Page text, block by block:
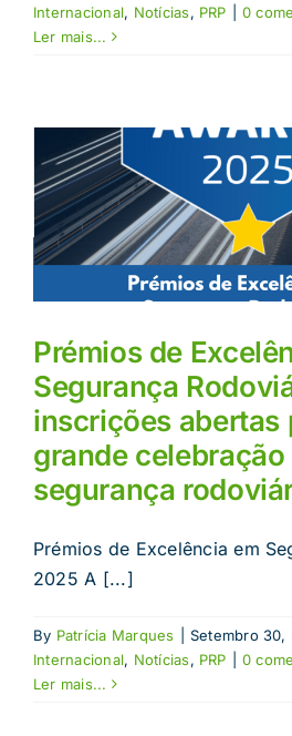
Internacional, Notícias, PRP
0
Ler mais...
Prémios de
Segurança
inscrições abertas
grande celebração
segurança
Prémios de Excelência em
2025 A [...]
By Patrícia Marques Setembro 30,
Internacional, Notícias, PRP
0
Ler mais...